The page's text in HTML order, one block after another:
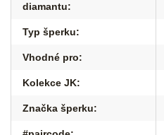
diamantu:
Typ šperku:
Vhodné pro:
Kolekce JK:
Značka šperku: